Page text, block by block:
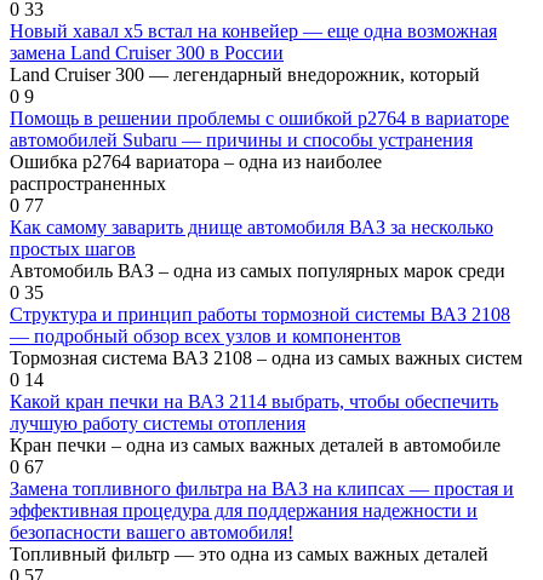
0 33
Новый хавал х5 встал на конвейер — еще одна возможная
замена Land Cruiser 300 в России
Land Cruiser 300 — легендарный внедорожник, который
0 9
Помощь в решении проблемы с ошибкой р2764 в вариаторе
автомобилей Subaru — причины и способы устранения
Ошибка р2764 вариатора – одна из наиболее
распространенных
0 77
Как самому заварить днище автомобиля ВАЗ за несколько
простых шагов
Автомобиль ВАЗ – одна из самых популярных марок среди
0 35
Структура и принцип работы тормозной системы ВАЗ 2108
— подробный обзор всех узлов и компонентов
Тормозная система ВАЗ 2108 – одна из самых важных систем
0 14
Какой кран печки на ВАЗ 2114 выбрать, чтобы обеспечить
лучшую работу системы отопления
Кран печки – одна из самых важных деталей в автомобиле
0 67
Замена топливного фильтра на ВАЗ на клипсах — простая и
эффективная процедура для поддержания надежности и
безопасности вашего автомобиля!
Топливный фильтр — это одна из самых важных деталей
0 57